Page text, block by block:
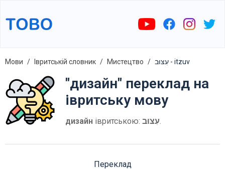
Мови Івритській словник Мистецтво עִצּוּב - itzuv
"дизайн" переклад на
івритську мову
дизайн івритською: עִצּוּב.
Переклад